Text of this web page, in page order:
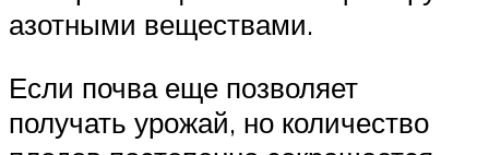
азотными веществами.
Если почва еще позволяет
получать урожай, но количество